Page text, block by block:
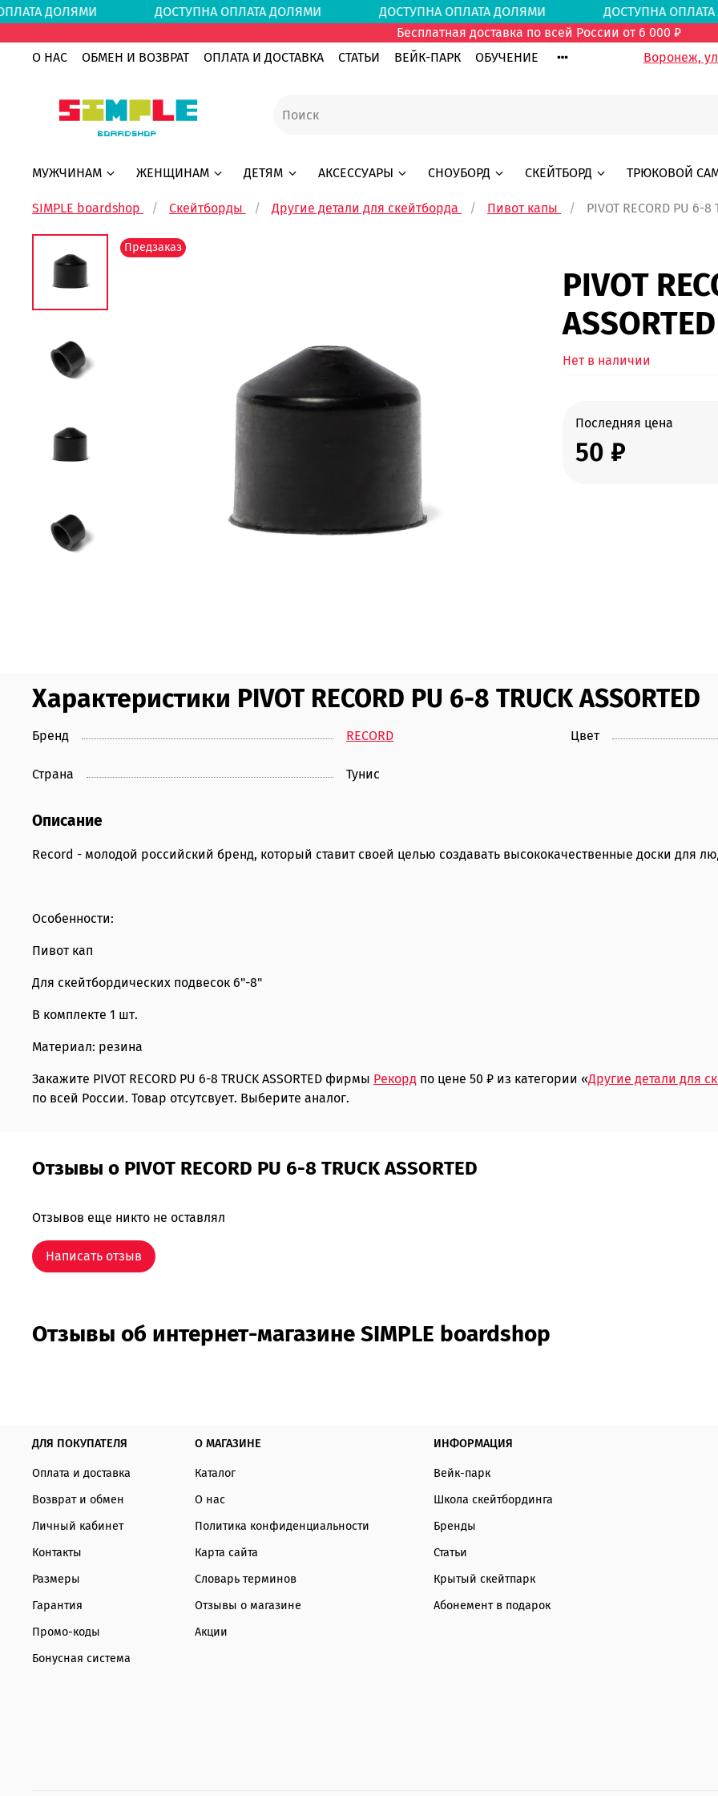
ОПЛАТА ДОЛЯМИ ДОСТУПНА ОПЛАТА ДОЛЯМИ ДОСТУПНА ОПЛАТА ДОЛЯМИ ДОСТУПНА
Бесплатная доставка по всей России от 6 000 ₽
О НАС
ОБМЕН И ВОЗВРАТ ОПЛАТА И ДОСТАВКА СТАТЬИ ВЕЙК-ПАРК ОБУЧЕНИЕ Воронеж,
МУЖЧИНАМ ЖЕНЩИНАМ ДЕТЯМ АКСЕССУАРЫ СНОУБОРД СКЕЙТБОРД ТРЮКОВОЙ
SIMPLE boardshop Скейтборды Другие детали для скейтборда Пивот капы PIVOT RECORD PU 6-8
Предзаказ
PIVOT
ASSORTED
Нет в наличии
Последняя цена
50 ₽
Характеристики PIVOT RECORD PU 6-8 TRUCK ASSORTED
Бренд RECORD Цвет
Страна Тунис
Описание
Record - молодой российский бренд, который ставит своей целью создавать высококачественные доски для
Особенности:
Пивот кап
Для скейтбордических подвесок 6"-8"
В комплекте 1 шт.
Материал: резина
Закажите PIVOT RECORD PU 6-8 TRUCK ASSORTED фирмы Рекорд по цене 50 ₽ из категории «Другие детали для
по всей России. Товар отсутсвует. Выберите аналог.
Отзывы о PIVOT RECORD PU 6-8 TRUCK ASSORTED
Отзывов еще никто не оставлял
Написать отзыв
Отзывы об интернет-магазине SIMPLE boardshop
ДЛЯ ПОКУПАТЕЛЯ
Оплата и доставка
Возврат и обмен
Личный кабинет
Контакты
Размеры
Гарантия
Промо-коды
Бонусная система
О МАГАЗИНЕ
Каталог
О нас
Политика конфиденциальности
Карта сайта
Словарь терминов
Отзывы о магазине
Акции
ИНФОРМАЦИЯ
Вейк-парк
Школа скейтбординга
Бренды
Статьи
Крытый скейтпарк
Абонемент в подарок